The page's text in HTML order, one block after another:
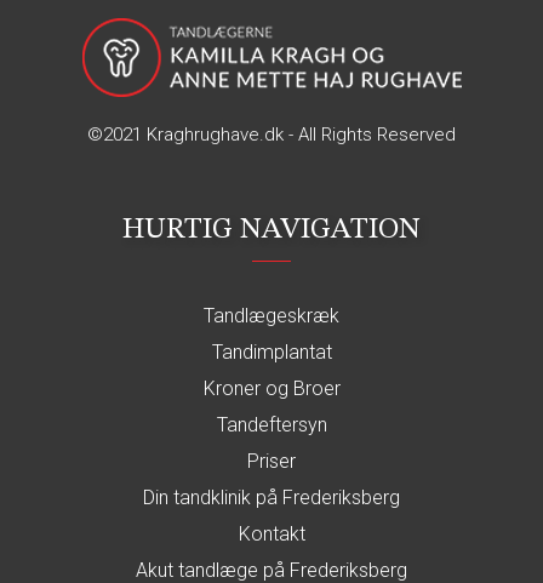
©2021 Kraghrughave.dk - All Rights Reserved
HURTIG NAVIGATION
Tandlægeskræk
Tandimplantat
Kroner og Broer
Tandeftersyn
Priser
Din tandklinik på Frederiksberg
Kontakt
Akut tandlæge på Frederiksberg